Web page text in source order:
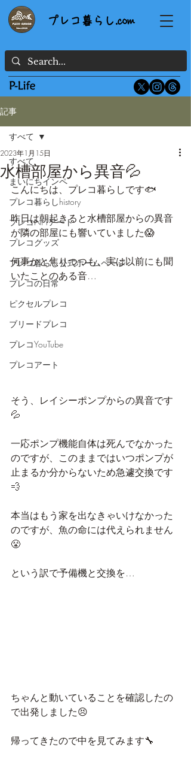
プレコ暮らし.com
記事
すべて
まいにちインペ
プレコ暮らしhistory
プレコNFTアート
プレコグッズ
プレコ暮らし公式ホームページ
プレコの日常
ピクセルプレコ
ブリードプレコ
プレコYouTube
プレコアート
すべて
水槽部屋から異音💦
2023年1月15日
こんにちは、プレコ暮らしです🐟
昨日は朝起きると水槽部屋からの異音
が隣の部屋にも響いていました😱
何事かと焦りつつも、実は以前にも聞
いたことのある音…
そう、レイシーポンプからの異音です
💦
一応ポンプ機能自体は死んでなかった
のですが、このままではいつポンプが
止まるか分からないため急遽交換です
💨
本当はもう家を出なきゃいけなかった
のですが、魚の命には代えられません
😤
という訳で予備機と交換を…
ちゃんと動いていることを確認したの
で出発しました😣
帰ってきたので中を見てみます🔧